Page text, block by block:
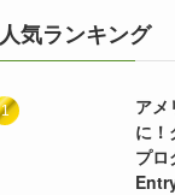
人気ランキング
アメ
に！
プ